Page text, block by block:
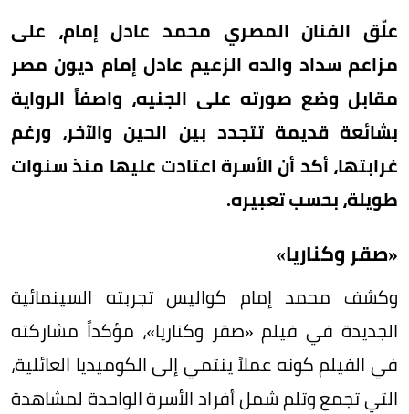
علّق الفنان المصري محمد عادل إمام، على
مزاعم سداد والده الزعيم عادل إمام ديون مصر
مقابل وضع صورته على الجنيه، واصفاً الرواية
بشائعة قديمة تتجدد بين الحين والآخر، ورغم
غرابتها، أكد أن الأسرة اعتادت عليها منذ سنوات
طويلة، بحسب تعبيره.
«صقر وكناريا»
وكشف محمد إمام كواليس تجربته السينمائية
الجديدة في فيلم «صقر وكناريا»، مؤكداً مشاركته
في الفيلم كونه عملاً ينتمي إلى الكوميديا العائلية،
التي تجمع وتلم شمل أفراد الأسرة الواحدة لمشاهدة